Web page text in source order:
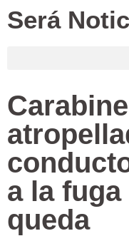
Será
a la
queda